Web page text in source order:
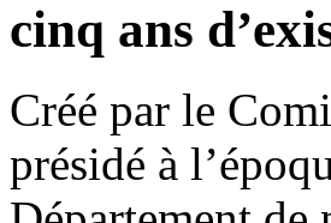
cinq ans
Créé par le
présidé à